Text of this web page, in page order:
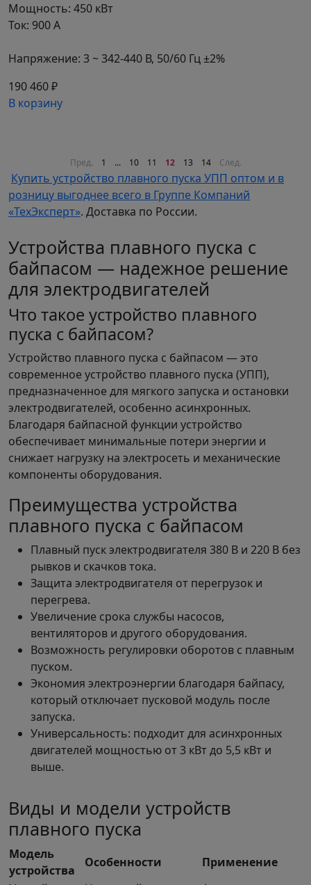
Мощность: 450 кВт
Ток: 900 А
Напряжение: 3 ~ 342-440 В, 50/60 Гц ±2%
190 460 ₽
В корзину
Пред. 1 ... 10 11 12 13 14 След.
Купить устройство плавного пуска УПП оптом и в
розницу выгоднее всего в Группе Компаний
«ТехЭксперт». Доставка по России.
Устройства плавного пуска с
байпасом — надежное решение
для электродвигателей
Что такое устройство плавного
пуска с байпасом?
Устройство плавного пуска с байпасом — это
современное устройство плавного пуска (УПП),
предназначенное для мягкого запуска и остановки
электродвигателей, особенно асинхронных.
Благодаря байпасной функции устройство
обеспечивает минимальные потери энергии и
снижает нагрузку на электросеть и механические
компоненты оборудования.
Преимущества устройства
плавного пуска с байпасом
Плавный пуск электродвигателя 380 В и 220 В без
рывков и скачков тока.
Защита электродвигателя от перегрузок и
перегрева.
Увеличение срока службы насосов,
вентиляторов и другого оборудования.
Возможность регулировки оборотов с плавным
пуском.
Экономия электроэнергии благодаря байпасу,
который отключает пусковой модуль после
запуска.
Универсальность: подходит для асинхронных
двигателей мощностью от 3 кВт до 5,5 кВт и
выше.
Виды и модели устройств
плавного пуска
Модель
устройства
Особенности
Применение